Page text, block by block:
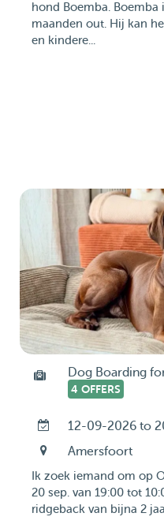
hond Boemba. Boemba
maanden out. Hij kan
en kindere...
Dog Boarding
4 OFFERS
12-09-2026 to
Amersfoort
Ik zoek iemand om op
20 sep. van 19:00 tot
ridgeback van bijna 2